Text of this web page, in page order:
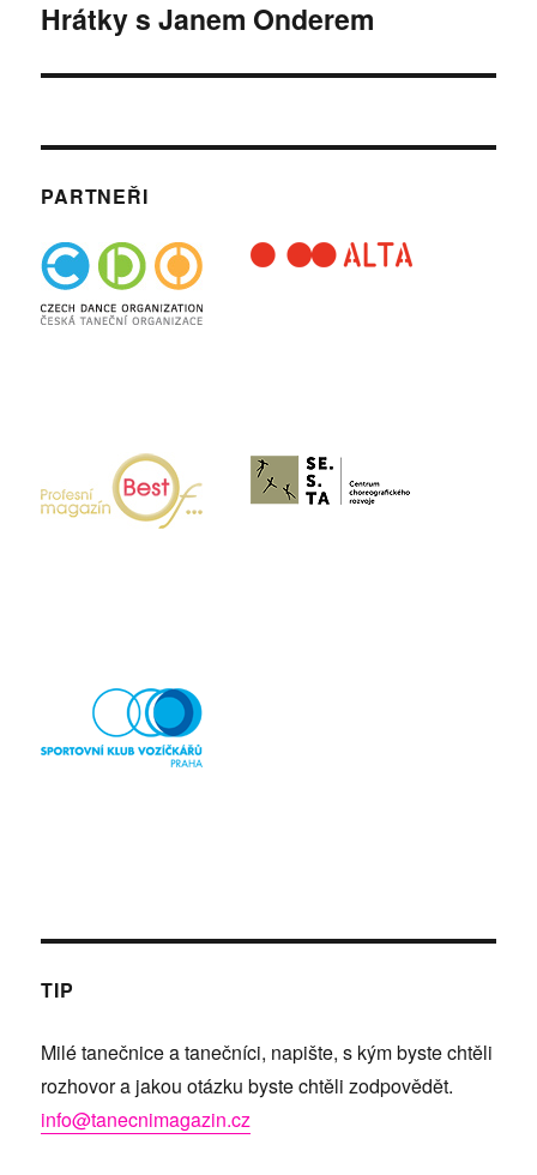
Následující
Hrátky s Janem Onderem
PARTNEŘI
TIP
Milé tanečnice a tanečníci, napište, s kým byste chtěli
rozhovor a jakou otázku byste chtěli zodpovědět.
info@tanecnimagazin.cz